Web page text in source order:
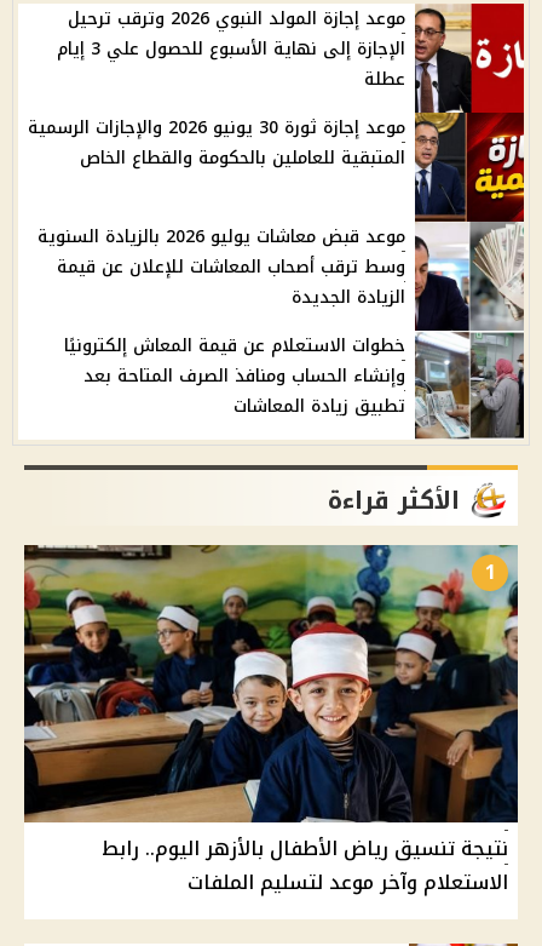
موعد إجازة المولد النبوي 2026 وترقب ترحيل
الإجازة إلى نهاية الأسبوع للحصول علي 3 إيام
عطلة
موعد إجازة ثورة 30 يونيو 2026 والإجازات الرسمية
المتبقية للعاملين بالحكومة والقطاع الخاص
موعد قبض معاشات يوليو 2026 بالزيادة السنوية
وسط ترقب أصحاب المعاشات للإعلان عن قيمة
الزيادة الجديدة
خطوات الاستعلام عن قيمة المعاش إلكترونيًا
وإنشاء الحساب ومنافذ الصرف المتاحة بعد
تطبيق زيادة المعاشات
الأكثر قراءة
1
نتيجة تنسيق رياض الأطفال بالأزهر اليوم.. رابط
الاستعلام وآخر موعد لتسليم الملفات